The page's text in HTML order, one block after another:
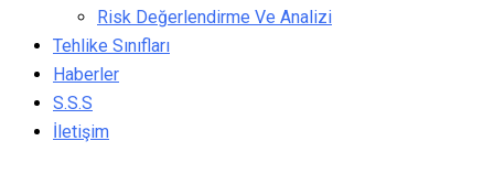
Risk Değerlendirme Ve Analizi
Tehlike Sınıfları
Haberler
S.S.S
İletişim